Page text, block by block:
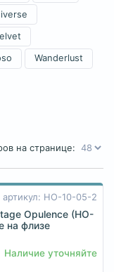
Wanderlust
на странице:
артикул: HO-10-05-2
Opulence (HO-
на флизе
Наличие уточняйте